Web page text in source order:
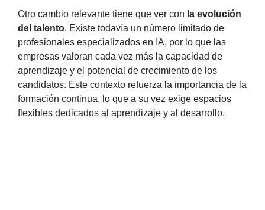
Otro cambio relevante tiene que ver con la evolución
del talento. Existe todavía un número limitado de
profesionales especializados en IA, por lo que las
empresas valoran cada vez más la capacidad de
aprendizaje y el potencial de crecimiento de los
candidatos. Este contexto refuerza la importancia de la
formación continua, lo que a su vez exige espacios
flexibles dedicados al aprendizaje y al desarrollo.